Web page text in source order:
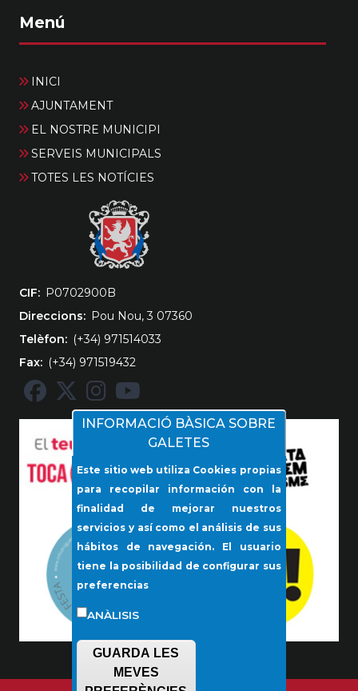
Menú
INICI
AJUNTAMENT
EL NOSTRE MUNICIPI
SERVEIS MUNICIPALS
TOTES LES NOTÍCIES
CIF
‎P0702900B
Direccions
Pou Nou, 3 07360
Telèfon
(+34) 971514033
Fax
(+34) 971519432
INFORMACIÓ BÀSICA SOBRE
GALETES
Este sitio web utiliza Cookies propias
para recopilar información con la
finalidad de mejorar nuestros
servicios y así como el análisis de sus
hábitos de navegación. El usuario
tiene la posibilidad de configurar sus
preferencias
ANÀLISIS
GUARDA LES
MEVES